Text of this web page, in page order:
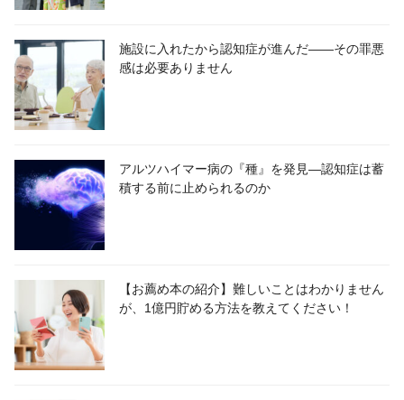
施設に入れたから認知症が進んだ――その罪悪
感は必要ありません
アルツハイマー病の『種』を発見―認知症は蓄
積する前に止められるのか
【お薦め本の紹介】難しいことはわかりません
が、1億円貯める方法を教えてください！